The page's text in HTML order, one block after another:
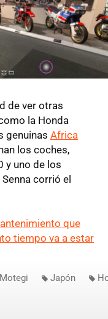
de ver otras
la Honda
genuinas Africa
los coches,
y uno de los
corrió el
que
tiempo va a estar
Motegi Japón